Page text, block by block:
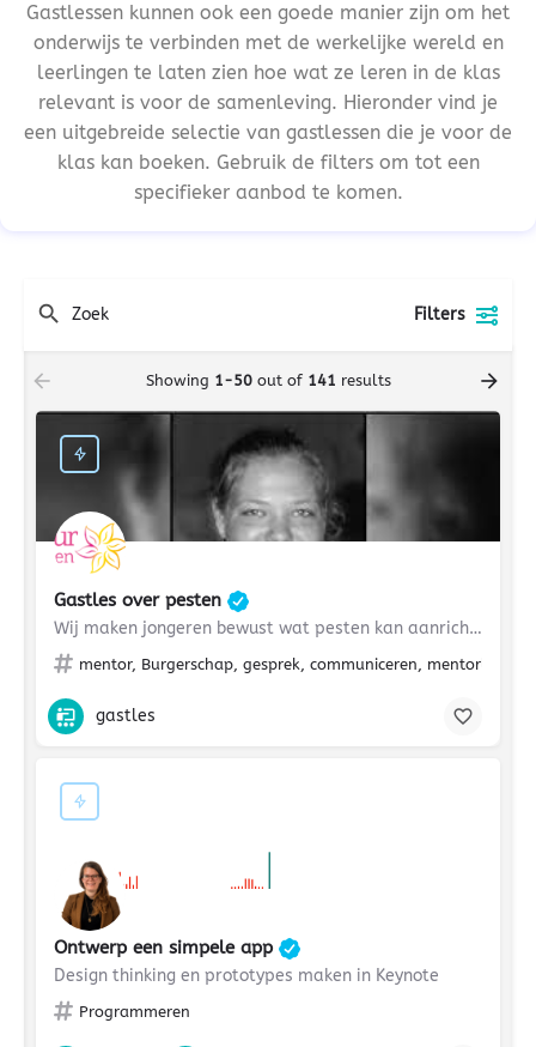
Gastlessen kunnen ook een goede manier zijn om het
onderwijs te verbinden met de werkelijke wereld en
leerlingen te laten zien hoe wat ze leren in de klas
relevant is voor de samenleving. Hieronder vind je
een uitgebreide selectie van gastlessen die je voor de
klas kan boeken. Gebruik de filters om tot een
specifieker aanbod te komen.
Filters
Showing 1-50out of 141 results
Gastles over pesten
Wij maken jongeren bewust wat pesten kan aanrichten
mentor, Burgerschap, gesprek, communiceren, mentorles,
gastles
Ontwerp een simpele app
Design thinking en prototypes maken in Keynote
Programmeren